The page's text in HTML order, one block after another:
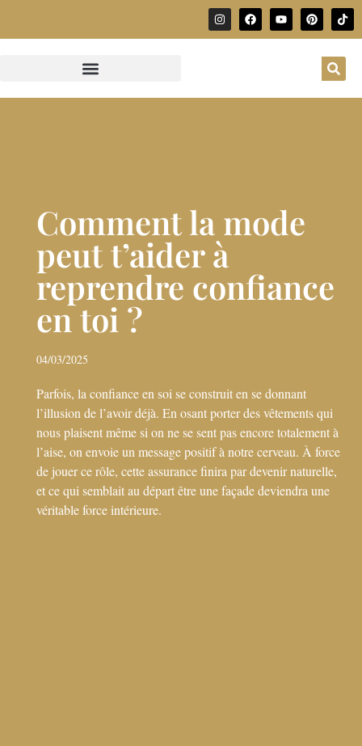
Comment la mode
peut t’aider à
reprendre confiance
en toi ?
04/03/2025
Parfois, la confiance en soi se construit en se donnant
l’illusion de l’avoir déjà. En osant porter des vêtements qui
nous plaisent même si on ne se sent pas encore totalement à
l’aise, on envoie un message positif à notre cerveau. À force
de jouer ce rôle, cette assurance finira par devenir naturelle,
et ce qui semblait au départ être une façade deviendra une
véritable force intérieure.